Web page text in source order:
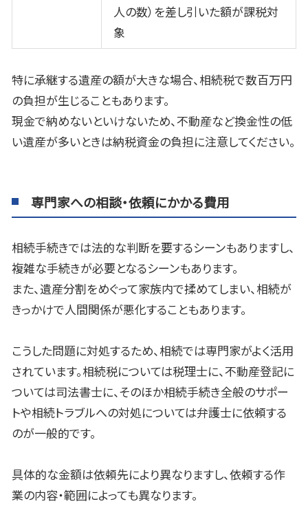
人の数）を差し引いた額が課税対
象
特に承継する遺産の額が大きな場合、相続税で数百万円
の負担が生じることもあります。
現金で納めないといけないため、不動産など換金性の低
い遺産が多いときは納税資金の負担に注意してください。
専門家への相談・依頼にかかる費用
相続手続きでは法的な判断を要するシーンもありますし、
複雑な手続きが必要となるシーンもあります。
また、遺産分割をめぐって家族内で揉めてしまい、相続が
きっかけで人間関係が悪化することもあります。
こうした問題に対処するため、相続では専門家がよく活用
されています。相続税については税理士に、不動産登記に
ついては司法書士に、そのほか相続手続き全般のサポー
トや相続トラブルへの対処については弁護士に依頼する
のが一般的です。
具体的な金額は依頼先により異なりますし、依頼する作
業の内容・範囲によっても異なります。